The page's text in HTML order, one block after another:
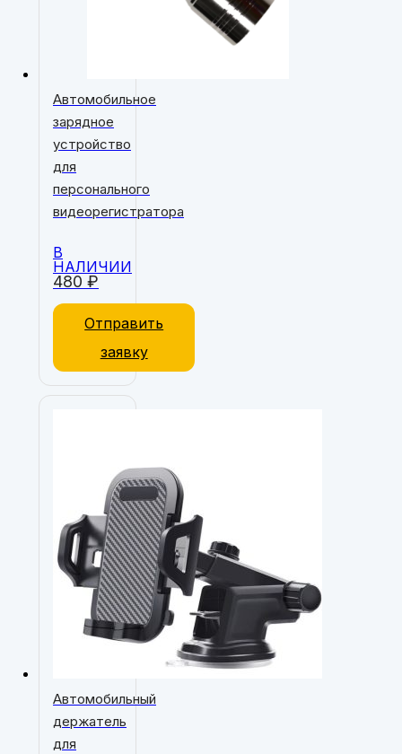
480 ₽
Автомобильное
зарядное
устройство
для
персонального
видеорегистратора
В
НАЛИЧИИ
Отправить
заявку
Автомобильный
держатель
для